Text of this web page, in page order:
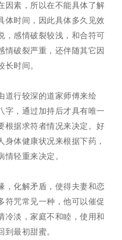
因素，所以在不能具体了解
体时间，因此具体多久见效
，感情破裂较浅，和合符可
情破裂严重，还伴随其它因
长时间。
行较深的道家师傅来绘
字，通过加持后才具有唯一
根据求符者情况来决定。好
身体健康状况来根据下药，
情轻重来决定。
化解矛盾，使得夫妻和恋
符咒常见一种，他可以催促
冷淡，家庭不和睦，使用和
到最初甜蜜。